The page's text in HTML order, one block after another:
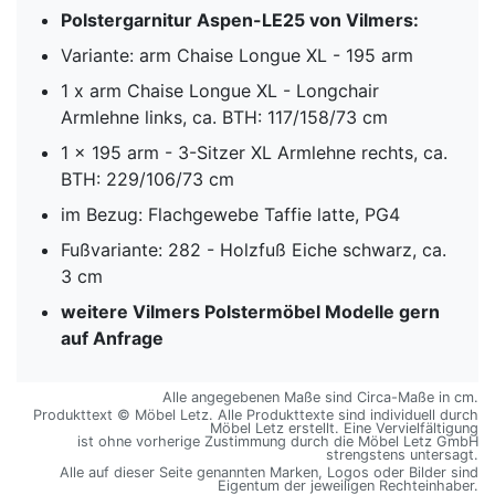
Polstergarnitur Aspen-LE25 von Vilmers:
Variante: arm Chaise Longue XL - 195 arm
1 x arm Chaise Longue XL - Longchair
Armlehne links, ca. BTH: 117/158/73 cm
1 x 195 arm - 3-Sitzer XL Armlehne rechts, ca.
BTH: 229/106/73 cm
im Bezug: Flachgewebe Taffie latte, PG4
Fußvariante: 282 - Holzfuß Eiche schwarz, ca.
3 cm
weitere Vilmers Polstermöbel Modelle gern
auf Anfrage
Alle angegebenen Maße sind Circa-Maße in cm.
Produkttext © Möbel Letz. Alle Produkttexte sind individuell durch
Möbel Letz erstellt. Eine Vervielfältigung
ist ohne vorherige Zustimmung durch die Möbel Letz GmbH
strengstens untersagt.
Alle auf dieser Seite genannten Marken, Logos oder Bilder sind
Eigentum der jeweiligen Rechteinhaber.